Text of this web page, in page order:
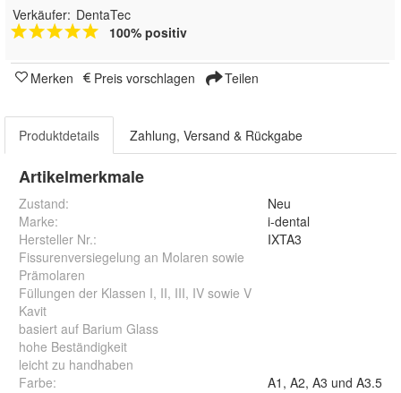
Verkäufer: DentaTec
100% positiv
Merken Preis vorschlagen Teilen
Produktdetails Zahlung, Versand & Rückgabe
Artikelmerkmale
Zustand:
Neu
Marke:
i-dental
Hersteller Nr.:
IXTA3
Fissurenversiegelung an Molaren sowie
Prämolaren
Füllungen der Klassen I, II, III, IV sowie V
Kavit
basiert auf Barium Glass
hohe Beständigkeit
leicht zu handhaben
Farbe: A1, A2, A3 und A3.5